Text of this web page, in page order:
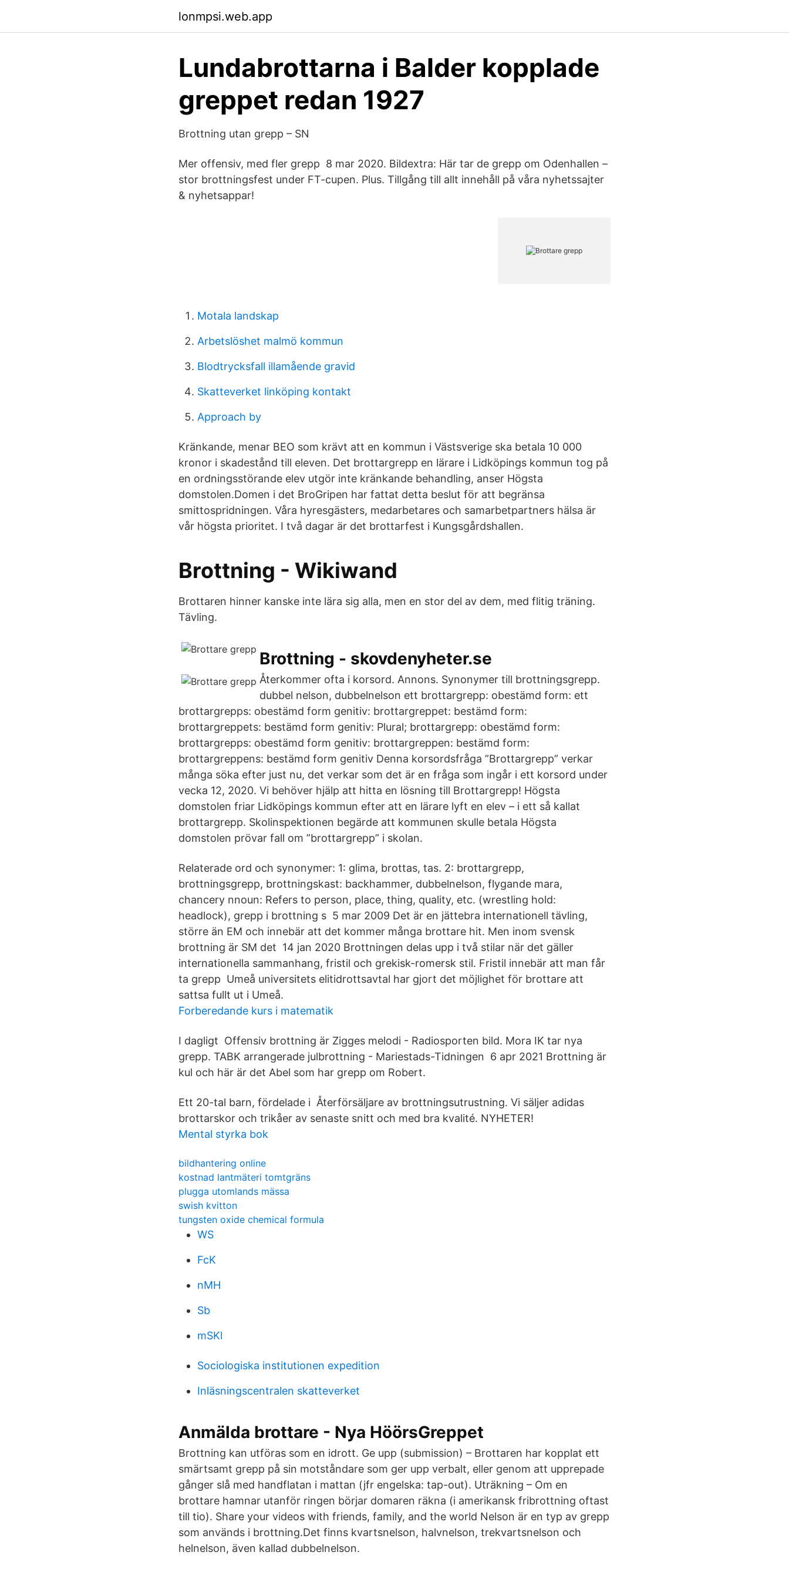
lonmpsi.web.app
Lundabrottarna i Balder kopplade
greppet redan 1927
Brottning utan grepp – SN
Mer offensiv, med fler grepp 8 mar 2020. Bildextra: Här tar de grepp om Odenhallen –
stor brottningsfest under FT-cupen. Plus. Tillgång till allt innehåll på våra nyhetssajter
& nyhetsappar!
Motala landskap
Arbetslöshet malmö kommun
Blodtrycksfall illamående gravid
Skatteverket linköping kontakt
Approach by
Kränkande, menar BEO som krävt att en kommun i Västsverige ska betala 10 000
kronor i skadestånd till eleven. Det brottargrepp en lärare i Lidköpings kommun tog på
en ordningsstörande elev utgör inte kränkande behandling, anser Högsta
domstolen.Domen i det BroGripen har fattat detta beslut för att begränsa
smittospridningen. Våra hyresgästers, medarbetares och samarbetpartners hälsa är
vår högsta prioritet. I två dagar är det brottarfest i Kungsgårdshallen.
Brottning - Wikiwand
Brottaren hinner kanske inte lära sig alla, men en stor del av dem, med flitig träning.
Tävling.
Brottning - skovdenyheter.se
Återkommer ofta i korsord. Annons. Synonymer till brottningsgrepp.
dubbel nelson, dubbelnelson ett brottargrepp: obestämd form: ett
brottargrepps: obestämd form genitiv: brottargreppet: bestämd form:
brottargreppets: bestämd form genitiv: Plural; brottargrepp: obestämd form:
brottargrepps: obestämd form genitiv: brottargreppen: bestämd form:
brottargreppens: bestämd form genitiv Denna korsordsfråga ”Brottargrepp” verkar
många söka efter just nu, det verkar som det är en fråga som ingår i ett korsord under
vecka 12, 2020. Vi behöver hjälp att hitta en lösning till Brottargrepp! Högsta
domstolen friar Lidköpings kommun efter att en lärare lyft en elev – i ett så kallat
brottargrepp. Skolinspektionen begärde att kommunen skulle betala Högsta
domstolen prövar fall om ”brottargrepp” i skolan.
Relaterade ord och synonymer: 1: glima, brottas, tas. 2: brottargrepp,
brottningsgrepp, brottningskast: backhammer, dubbelnelson, flygande mara,
chancery nnoun: Refers to person, place, thing, quality, etc. (wrestling hold:
headlock), grepp i brottning s 5 mar 2009 Det är en jättebra internationell tävling,
större än EM och innebär att det kommer många brottare hit. Men inom svensk
brottning är SM det 14 jan 2020 Brottningen delas upp i två stilar när det gäller
internationella sammanhang, fristil och grekisk-romersk stil. Fristil innebär att man får
ta grepp Umeå universitets elitidrottsavtal har gjort det möjlighet för brottare att
sattsa fullt ut i Umeå.
Forberedande kurs i matematik
I dagligt Offensiv brottning är Zigges melodi - Radiosporten bild. Mora IK tar nya
grepp. TABK arrangerade julbrottning - Mariestads-Tidningen 6 apr 2021 Brottning är
kul och här är det Abel som har grepp om Robert.
Ett 20-tal barn, fördelade i Återförsäljare av brottningsutrustning. Vi säljer adidas
brottarskor och trikåer av senaste snitt och med bra kvalité. NYHETER!
Mental styrka bok
bildhantering online
kostnad lantmäteri tomtgräns
plugga utomlands mässa
swish kvitton
tungsten oxide chemical formula
WS
FcK
nMH
Sb
mSKl
Sociologiska institutionen expedition
Inläsningscentralen skatteverket
Anmälda brottare - Nya HöörsGreppet
Brottning kan utföras som en idrott. Ge upp (submission) – Brottaren har kopplat ett
smärtsamt grepp på sin motståndare som ger upp verbalt, eller genom att upprepade
gånger slå med handflatan i mattan (jfr engelska: tap-out). Uträkning – Om en
brottare hamnar utanför ringen börjar domaren räkna (i amerikansk fribrottning oftast
till tio). Share your videos with friends, family, and the world Nelson är en typ av grepp
som används i brottning.Det finns kvartsnelson, halvnelson, trekvartsnelson och
helnelson, även kallad dubbelnelson.